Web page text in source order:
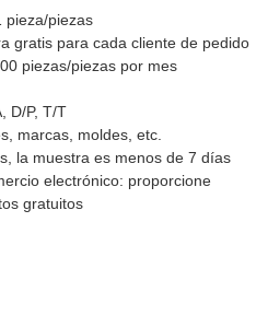
pieza/piezas
gratis para cada cliente de pedido
piezas/piezas por mes
D/P, T/T
marcas, moldes, etc.
la muestra es menos de 7 días
electrónico: proporcione
gratuitos